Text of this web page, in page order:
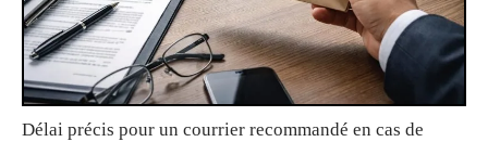
Délai précis pour un courrier recommandé en cas de